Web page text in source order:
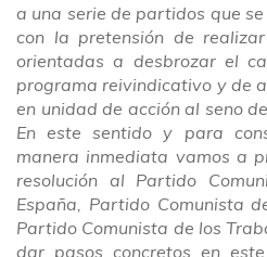
a una serie de partidos que
con la pretensión de
orientadas a desbrozar el
programa reivindicativo y de
en unidad de acción al seno
En este sentido y para
manera inmediata vamos a
resolución al Partido
España, Partido Comunista
Partido Comunista de los
dar pasos concretos en